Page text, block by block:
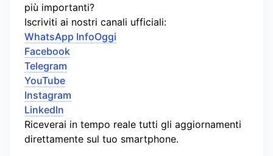
più importanti?
Iscriviti ai nostri canali ufficiali:
WhatsApp InfoOggi
Facebook
Telegram
YouTube
Instagram
LinkedIn
Riceverai in tempo reale tutti gli aggiornamenti
direttamente sul tuo smartphone.